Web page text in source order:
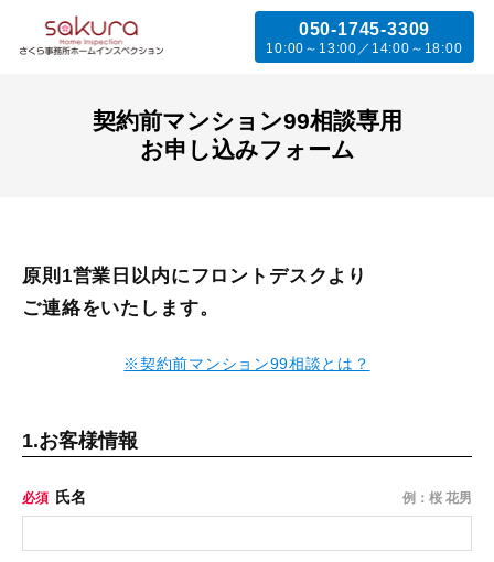
050-1745-3309
10:00～13:00／14:00～18:00
契約前マンション99相談専用
お申し込みフォーム
原則1営業日以内にフロントデスクより
ご連絡をいたします。
※契約前マンション99相談とは？
1.お客様情報
必須 氏名 例：桜 花男